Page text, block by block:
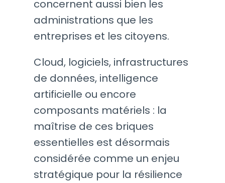
concernent aussi bien les
administrations que les
entreprises et les citoyens.
Cloud, logiciels, infrastructures
de données, intelligence
artificielle ou encore
composants matériels : la
maîtrise de ces briques
essentielles est désormais
considérée comme un enjeu
stratégique pour la résilience